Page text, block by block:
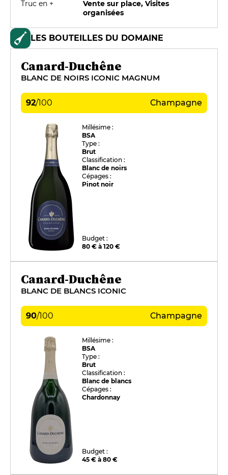
Truc en +
Vente sur place, Visites
organisées
LES BOUTEILLES DU DOMAINE
Canard-Duchêne
BLANC DE NOIRS ICONIC MAGNUM
92/100 Champagne
Millésime :
BSA
Type :
Brut
Classification :
Blanc de noirs
Cépages :
Pinot noir
Budget :
80 € à 120 €
Canard-Duchêne
BLANC DE BLANCS ICONIC
90/100 Champagne
Millésime :
BSA
Type :
Brut
Classification :
Blanc de blancs
Cépages :
Chardonnay
Budget :
45 € à 80 €